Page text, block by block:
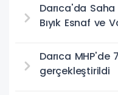
Darıca'da
Bıyık Esnaf ve
Darıca
gerçekleştirildi